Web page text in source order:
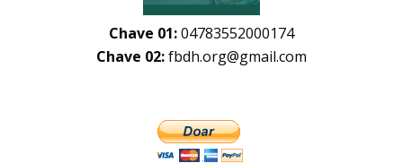
Chave 01:04783552000174
Chave 02:fbdh.org@gmail.com